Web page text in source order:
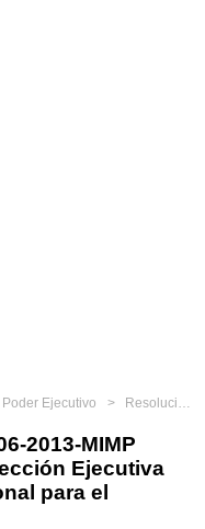
Poder Ejecutivo Resolución Ministerial N° 006-2013-MIMP Designan Asesora de la Dirección Ejecutiva del Programa Integral Nacional para el Bienestar Familiar -INABIF
2013-MIMP
Ejecutiva
para el